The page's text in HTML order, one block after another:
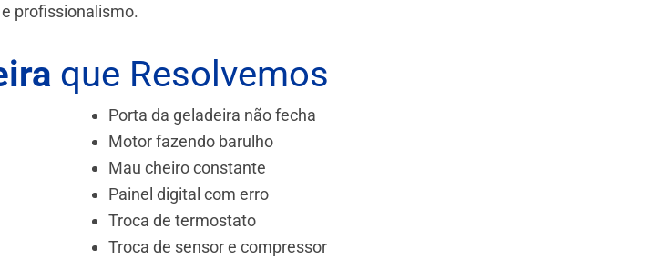
profissionalismo.
que Resolvemos
Porta da geladeira não fecha
Motor fazendo barulho
Mau cheiro constante
Painel digital com erro
Troca de termostato
Troca de sensor e compressor